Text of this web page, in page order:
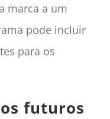
marca a um
pode incluir
para os
futuros